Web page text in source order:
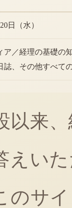
日（水）
ア／経理の基礎の
誌、その他すべて
以来
えい
のサ